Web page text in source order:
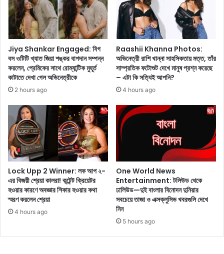
ত
কা
য়ে
উ
ঠ
তে
সা
হা
র
জ
ন্য
ল
ক
খা
ও
য়া
আ
প
না
রে
র
জ
ন্য
ক
ত
টা
প
রী
Jiya Shankar Engaged: বিগ
বস ওটিটি খ্যাত জিয়া শঙ্কর বাগদান সম্পন্ন
করলেন, প্রেমিকের সাথে রোম্যান্টিক মুহূর্ত
কাটাতে দেখা গেল অভিনেত্রীকে
2 hours ago
Raashii Khanna Photos:
অভিনেত্রী রাশি খান্না সাহসিকতায় মত্ত, তাঁর
সাম্প্রতিক ফটোশুট দেখে মানুষ প্রশ্ন করেছে
– এটা কি সত্যিই আপনি?
4 hours ago
Lock Upp 2 Winner: লক আপ ২-
এর বিজয়ী শ্রেয়া কালরা! কন্টেন্ট ক্রিয়েটর
হওয়ার কারণে অবজ্ঞার শিকার হওয়ার কথা
স্মরণ করলেন শ্রেয়া
4 hours ago
One World News
Entertainment: টলিউড থেকে
ঢালিউড—দুই বাংলার বিনোদন দুনিয়ার
সবচেয়ে তাজা ও এক্সক্লুসিভ খবরগুলি দেখে
নিন
5 hours ago